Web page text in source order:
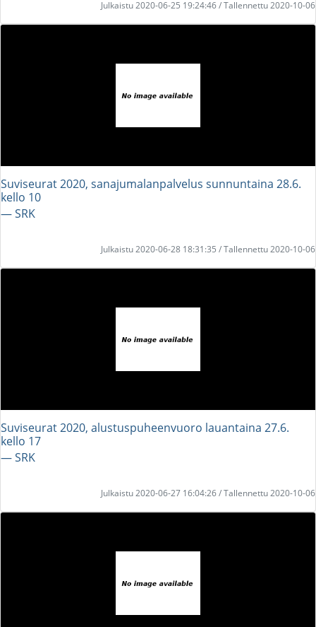
Julkaistu 2020-06-25 19:24:46 / Tallennettu 2020-10-06
Suviseurat 2020, sanajumalanpalvelus sunnuntaina 28.6.
kello 10
― SRK
Julkaistu 2020-06-28 18:31:35 / Tallennettu 2020-10-06
Suviseurat 2020, alustuspuheenvuoro lauantaina 27.6.
kello 17
― SRK
Julkaistu 2020-06-27 16:04:26 / Tallennettu 2020-10-06